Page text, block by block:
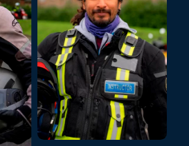
Raschid
Prenota ora